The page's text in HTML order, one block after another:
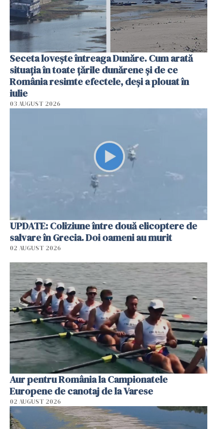
Seceta lovește întreaga Dunăre. Cum arată
situația în toate țările dunărene și de ce
România resimte efectele, deși a plouat în
iulie
03 AUGUST 2026
UPDATE: Coliziune între două elicoptere de
salvare în Grecia. Doi oameni au murit
02 AUGUST 2026
Aur pentru România la Campionatele
Europene de canotaj de la Varese
02 AUGUST 2026